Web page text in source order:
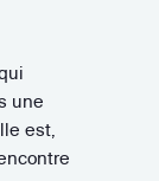
une
est,